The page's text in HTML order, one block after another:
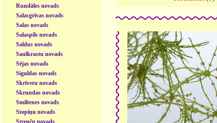
Rundāles novads
Salacgrīvas novads
Salas novads
Salaspils novads
Saldus novads
Saulkrastu novads
Sējas novads
Siguldas novads
Skrīveru novads
Skrundas novads
Smiltenes novads
Stopiņu novads
Strenču novads